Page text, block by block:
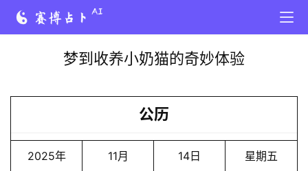
梦到收养小奶猫的奇妙体验
公历
2025年 11月 14日 星期五